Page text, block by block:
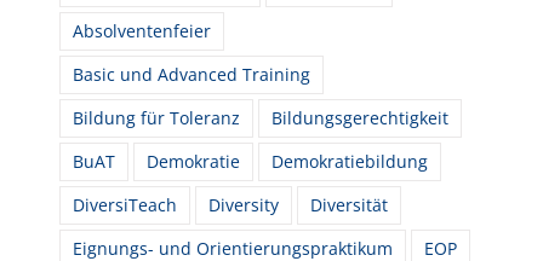
Absolventenfeier
Basic und Advanced Training
Bildung für Toleranz
Bildungsgerechtigkeit
BuAT
Demokratie
Demokratiebildung
DiversiTeach
Diversity
Diversität
Eignungs- und Orientierungspraktikum
EOP